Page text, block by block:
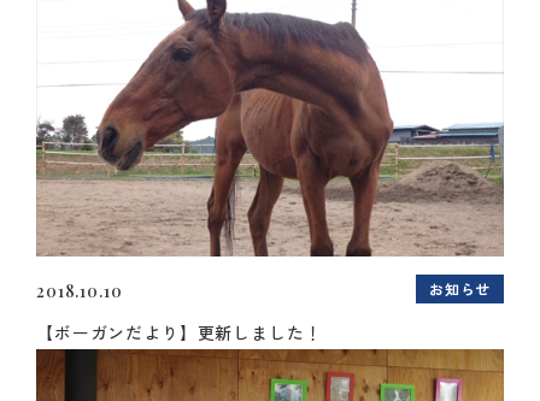
2018.10.10 お知らせ
【ボーガンだより】更新しました！